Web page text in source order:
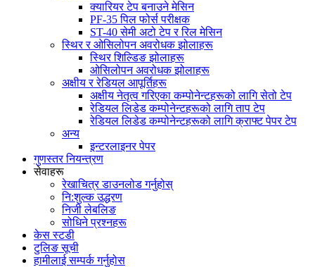
क्यारियर टेप बनाउने मेसिन
PF-35 पिल फोर्स परीक्षक
ST-40 सेमी अटो टेप र रिल मेसिन
स्थिर र ओसिलोपन अवरोधक झोलाहरू
स्थिर शिल्डिङ झोलाहरू
ओसिलोपन अवरोधक झोलाहरू
अक्षीय र रेडियल आपूर्तिहरू
अक्षीय नेतृत्व गरिएका कम्पोनेन्टहरूको लागि सेतो टेप
रेडियल लिडेड कम्पोनेन्टहरूको लागि ताप टेप
रेडियल लिडेड कम्पोनेन्टहरूको लागि क्राफ्ट पेपर टेप
अन्य
इन्टरलाइनर पेपर
गुणस्तर नियन्त्रण
सेवाहरू
रेखाचित्र डाउनलोड गर्नुहोस्
नि:शुल्क उद्धरण
निजी लेबलिङ
सोधिने प्रश्नहरू
केस स्टडी
टुलिङ सूची
हामीलाई सम्पर्क गर्नुहोस